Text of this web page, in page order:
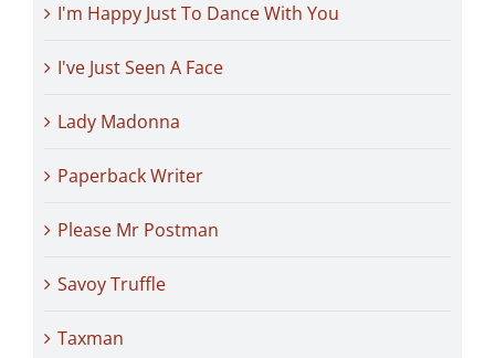
I'm Happy Just To Dance With You
I've Just Seen A Face
Lady Madonna
Paperback Writer
Please Mr Postman
Savoy Truffle
Taxman